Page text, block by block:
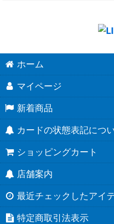
ホーム
マイページ
新着商品
カードの状態表記につ
ショッピングカート
店舗案内
最近チェックしたアイ
特定商取引法表示